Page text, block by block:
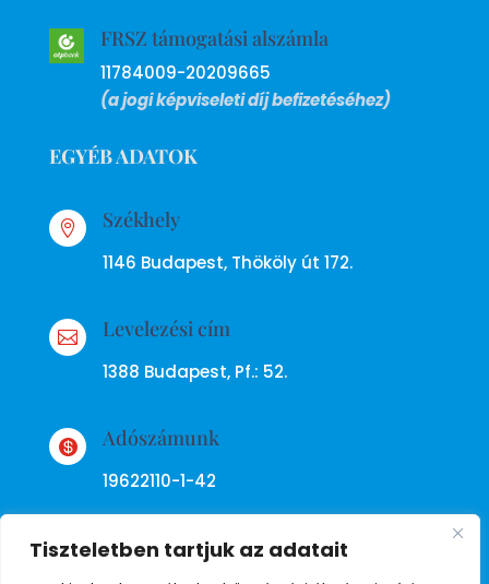
Tiszteletben tartjuk az adatait
FRSZ támogatási alszámla
11784009-20209665
(a jogi képviseleti díj befizetéséhez)
EGYÉB ADATOK
 Székhely
1146 Budapest, Thököly út 172.
 Levelezési cím
1388 Budapest, Pf.: 52.
 Adószámunk
19622110-1-42